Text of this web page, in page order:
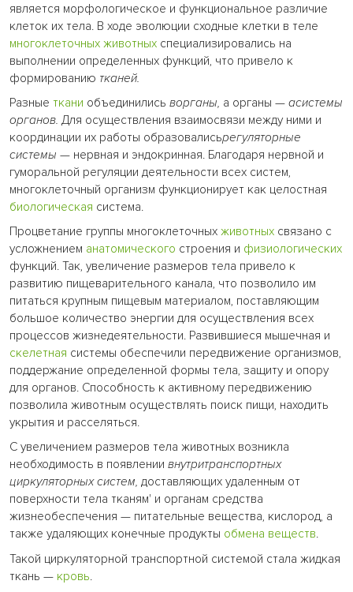
является морфологическое и функциональное различие
клеток их тела. В ходе эволюции сходные клетки в теле
многоклеточных животных специализировались на
выполнении определенных функций, что привело к
формированию тканей.
Разные ткани объединились ворганы, а органы — асистемы
органов. Для осуществления взаимосвязи между ними и
координации их работы образовалисьрегуляторные
системы — нервная и эндокринная. Благодаря нервной и
гуморальной регуляции деятельности всех систем,
многоклеточный организм функционирует как целостная
биологическая система.
Процветание группы многоклеточных животных связано с
усложнением анатомического строения и физиологических
функций. Так, увеличение размеров тела привело к
развитию пищеварительного канала, что позволило им
питаться крупным пищевым материалом, поставляющим
большое количество энергии для осуществления всех
процессов жизнедеятельности. Развившиеся мышечная и
скелетная системы обеспечили передвижение организмов,
поддержание определенной формы тела, защиту и опору
для органов. Способность к активному передвижению
позволила животным осуществлять поиск пищи, находить
укрытия и расселяться.
С увеличением размеров тела животных возникла
необходимость в появлении внутритранспортных
циркуляторных систем, доставляющих удаленным от
поверхности тела тканям' и органам средства
жизнеобеспечения — питательные вещества, кислород, а
также удаляющих конечные продукты обмена веществ.
Такой циркуляторной транспортной системой стала жидкая
ткань — кровь.